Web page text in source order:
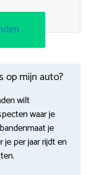
op mijn auto?
wilt
waar je
je
per jaar rijdt en